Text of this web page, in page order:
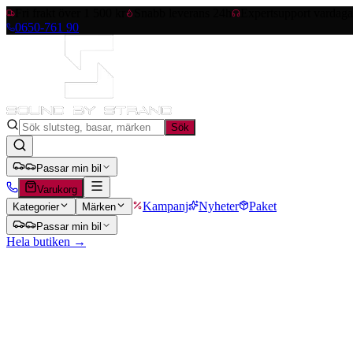
0650-761 90
Sök
Passar min bil
Varukorg
Kategorier
Märken Kampanj Nyheter Paket
Passar min bil
Hela butiken →